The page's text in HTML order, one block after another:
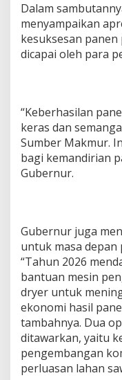
H
a
l
m
a
a
S
l
a
Dalam
menyampaikan
kesuksesan
dicapai oleh para
“Keberhasilan
keras dan
Sumber Makmur.
bagi kemandirian
Gubernur.
Gubernur juga
untuk masa
“Tahun 2026
bantuan mesin
dryer untuk
ekonomi hasil
tambahnya. Dua
ditawarkan, yaitu
pengembangan
perluasan lahan